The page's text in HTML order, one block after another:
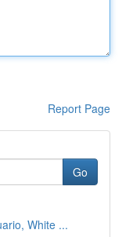
Report Page
Go
White ...